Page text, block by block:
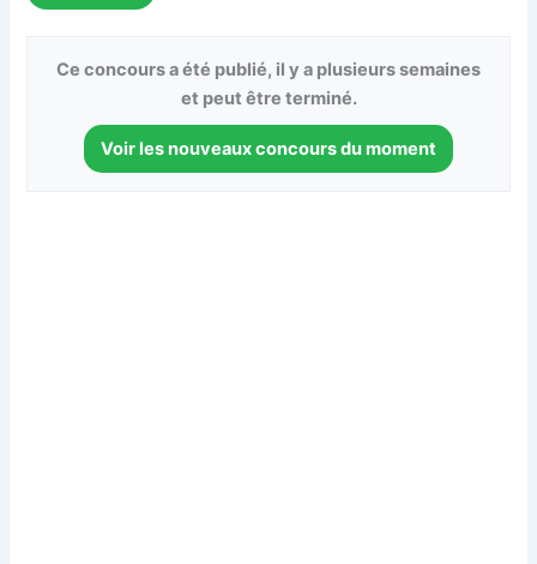
Ce concours a été publié, il y a plusieurs semaines
et peut être terminé.
Voir les nouveaux concours du moment